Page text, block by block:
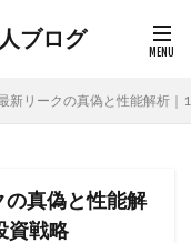
ブログ
新リークの真偽と性能解析
の真偽と性能解
資戦略